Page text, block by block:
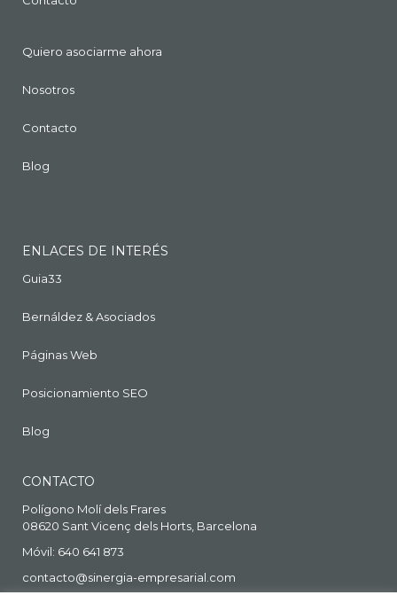
Quiero asociarme ahora
Nosotros
Contacto
Blog
ENLACES DE INTERÉS
Guia33
Bernáldez & Asociados
Páginas Web
Posicionamiento SEO
Blog
CONTACTO
Polígono Molí dels Frares
08620 Sant Vicenç dels Horts, Barcelona
Móvil: 640 641 873
contacto@sinergia-empresarial.com